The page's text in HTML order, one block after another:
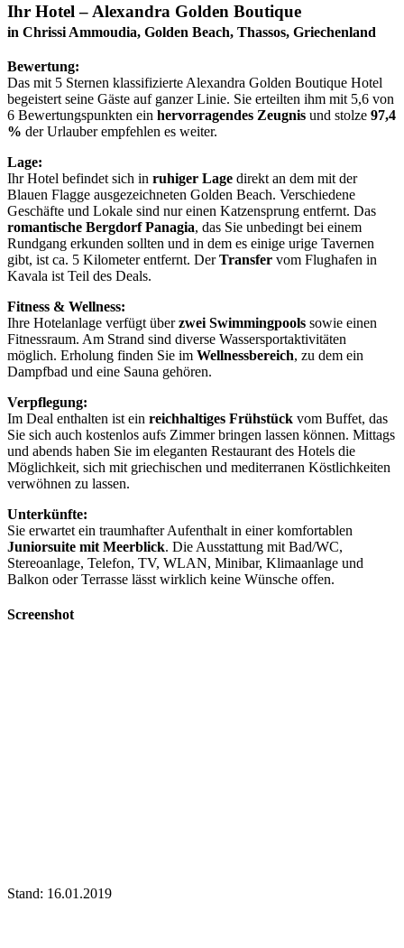
Ihr Hotel – Alexandra Golden Boutique
in Chrissi Ammoudia, Golden Beach, Thassos, Griechenland
Bewertung:
Das mit 5 Sternen klassifizierte Alexandra Golden Boutique Hotel
begeistert seine Gäste auf ganzer Linie. Sie erteilten ihm mit 5,6 von
6 Bewertungspunkten ein hervorragendes Zeugnis und stolze 97,4
% der Urlauber empfehlen es weiter.
Lage:
Ihr Hotel befindet sich in ruhiger Lage direkt an dem mit der
Blauen Flagge ausgezeichneten Golden Beach. Verschiedene
Geschäfte und Lokale sind nur einen Katzensprung entfernt. Das
romantische Bergdorf Panagia, das Sie unbedingt bei einem
Rundgang erkunden sollten und in dem es einige urige Tavernen
gibt, ist ca. 5 Kilometer entfernt. DerTransfer vom Flughafen in
Kavala ist Teil des Deals.
Fitness & Wellness:
Ihre Hotelanlage verfügt überzwei Swimmingpools sowie einen
Fitnessraum. Am Strand sind diverse Wassersportaktivitäten
möglich. Erholung finden Sie im Wellnessbereich, zu dem ein
Dampfbad und eine Sauna gehören.
Verpflegung:
Im Deal enthalten ist ein reichhaltiges Frühstück vom Buffet, das
Sie sich auch kostenlos aufs Zimmer bringen lassen können. Mittags
und abends haben Sie im eleganten Restaurant des Hotels die
Möglichkeit, sich mit griechischen und mediterranen Köstlichkeiten
verwöhnen zu lassen.
Unterkünfte:
Sie erwartet ein traumhafter Aufenthalt in einer komfortablen
Juniorsuite mit Meerblick. Die Ausstattung mit Bad/WC,
Stereoanlage, Telefon, TV, WLAN, Minibar, Klimaanlage und
Balkon oder Terrasse lässt wirklich keine Wünsche offen.
Screenshot
Stand: 16.01.2019